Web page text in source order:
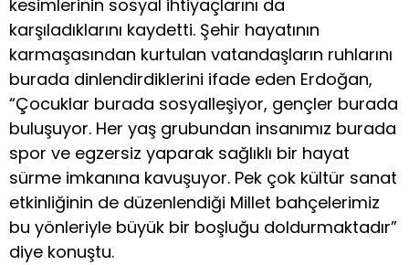
kesimlerinin sosyal ihtiyaçlarını da
karşıladıklarını kaydetti. Şehir hayatının
karmaşasından kurtulan vatandaşların ruhlarını
burada dinlendirdiklerini ifade eden Erdoğan,
“Çocuklar burada sosyalleşiyor, gençler burada
buluşuyor. Her yaş grubundan insanımız burada
spor ve egzersiz yaparak sağlıklı bir hayat
sürme imkanına kavuşuyor. Pek çok kültür sanat
etkinliğinin de düzenlendiği Millet bahçelerimiz
bu yönleriyle büyük bir boşluğu doldurmaktadır”
diye konuştu.